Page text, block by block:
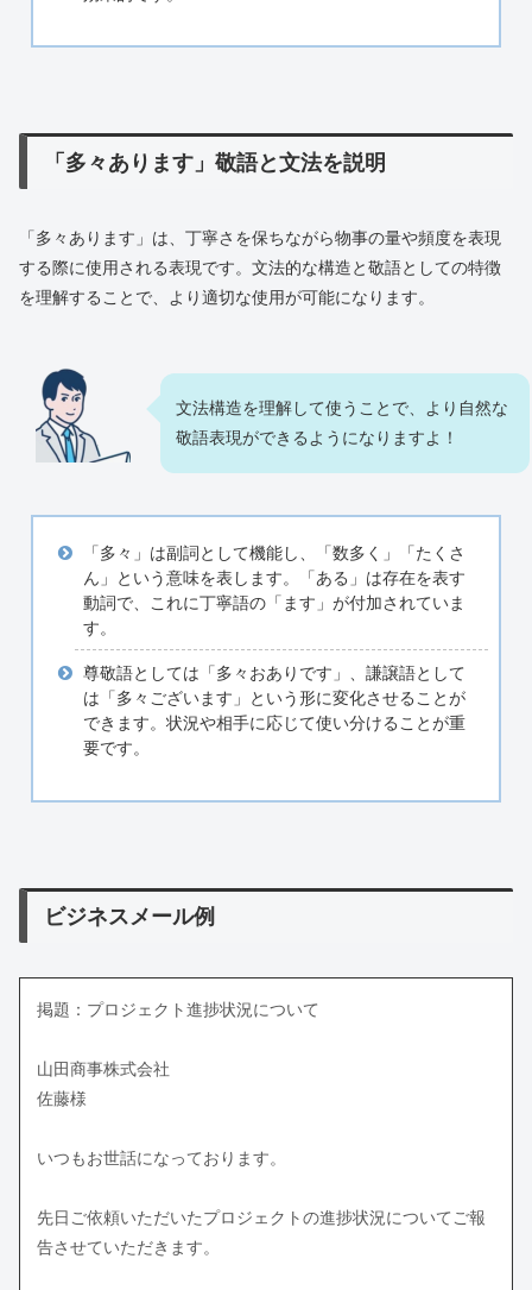
「多々あります」敬語と文法を説明
「多々あります」は、丁寧さを保ちながら物事の量や頻度を表現
する際に使用される表現です。文法的な構造と敬語としての特徴
を理解することで、より適切な使用が可能になります。
文法構造を理解して使うことで、より自然な
敬語表現ができるようになりますよ！
「多々」は副詞として機能し、「数多く」「たくさ
ん」という意味を表します。「ある」は存在を表す
動詞で、これに丁寧語の「ます」が付加されていま
す。
尊敬語としては「多々おありです」、謙譲語として
は「多々ございます」という形に変化させることが
できます。状況や相手に応じて使い分けることが重
要です。
ビジネスメール例
掲題：プロジェクト進捗状況について
山田商事株式会社
佐藤様
いつもお世話になっております。
先日ご依頼いただいたプロジェクトの進捗状況についてご報
告させていただきます。